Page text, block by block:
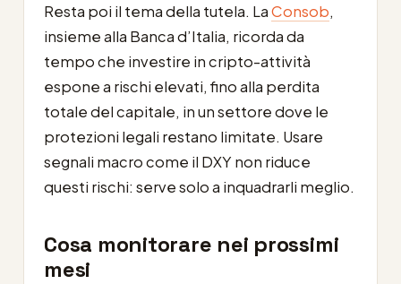
Resta poi il tema della tutela. LaConsob,
insieme alla Banca d’Italia, ricorda da
tempo che investire in cripto-attività
espone a rischi elevati, fino alla perdita
totale del capitale, in un settore dove le
protezioni legali restano limitate. Usare
segnali macro come il DXY non riduce
questi rischi: serve solo a inquadrarli meglio.
Cosa monitorare nei prossimi
mesi